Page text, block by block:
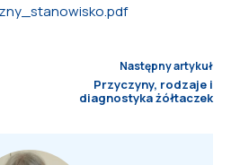
Następny artykuł
Przyczyny, rodzaje i
diagnostyka żółtaczek